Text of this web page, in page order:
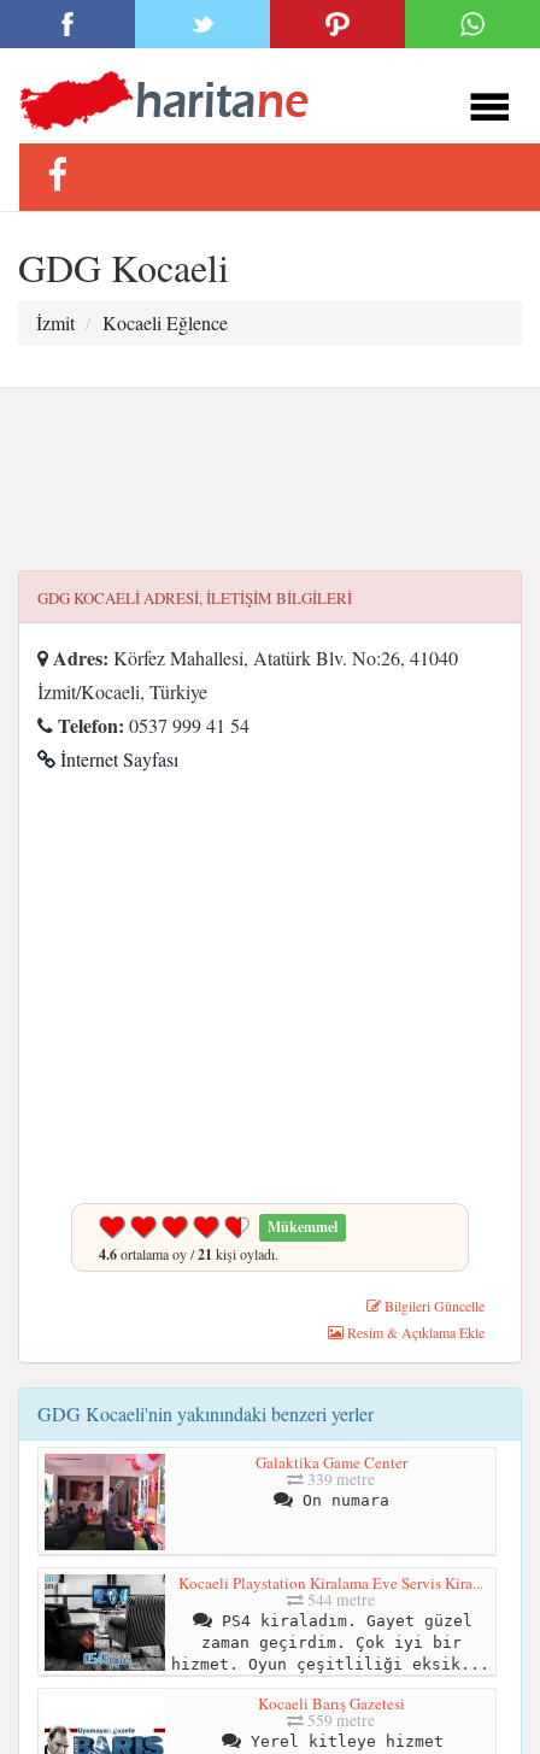
GDG Kocaeli
İzmit Kocaeli Eğlence
GDG KOCAELIADRESI, ILETIŞIM BILGILERI
Adres: Körfez Mahallesi, Atatürk Blv. No:26, 41040
İzmit/Kocaeli, Türkiye
Telefon: 0537 999 41 54
İnternet Sayfası
Mükemmel
4.6ortalama oy /21 kişi oyladı.
Bilgileri Güncelle
Resim & Açıklama Ekle
GDG Kocaeli'nin yakınındaki benzeri yerler
Galaktika Game Center
339 metre
On numara
Kocaeli Playstation Kiralama Eve Servis Kira...
544 metre
PS4 kiraladım. Gayet güzel
zaman geçirdim. Çok iyi bir
hizmet. Oyun çeşitliliği eksik...
Kocaeli Barış Gazetesi
559 metre
Yerel kitleye hizmet